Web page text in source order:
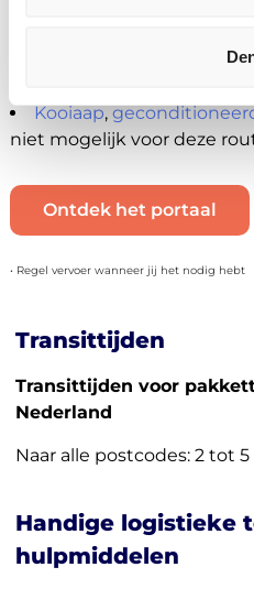
Je kan geen B2C
Kooiaap,
niet mogelijk voor deze
Ontdek het portaal
• Regel vervoer wanneer jij het nodig hebt
Transittijden
Transittijden voor
Nederland
Naar alle postcodes: 2 tot
Handige logistieke
hulpmiddelen